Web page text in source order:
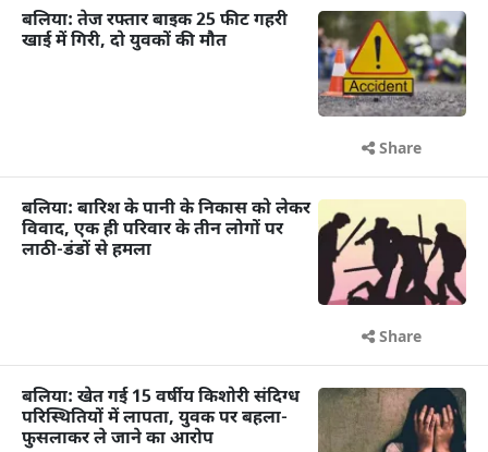
बलिया: तेज रफ्तार बाइक 25 फीट गहरी
खाई में गिरी, दो युवकों की मौत
Share
बलिया: बारिश के पानी के निकास को लेकर
विवाद, एक ही परिवार के तीन लोगों पर
लाठी-डंडों से हमला
Share
बलिया: खेत गई 15 वर्षीय किशोरी संदिग्ध
परिस्थितियों में लापता, युवक पर बहला-
फुसलाकर ले जाने का आरोप